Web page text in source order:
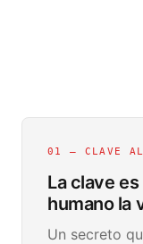
01 — CLAVE
La clave
humano la
Un secreto